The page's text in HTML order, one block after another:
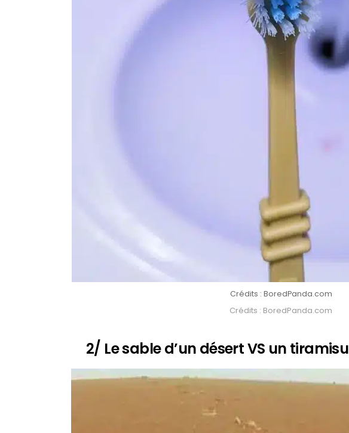
Crédits : BoredPanda.com
Crédits : BoredPanda.com
2/ Le sable d’un désert VS un tiramisu